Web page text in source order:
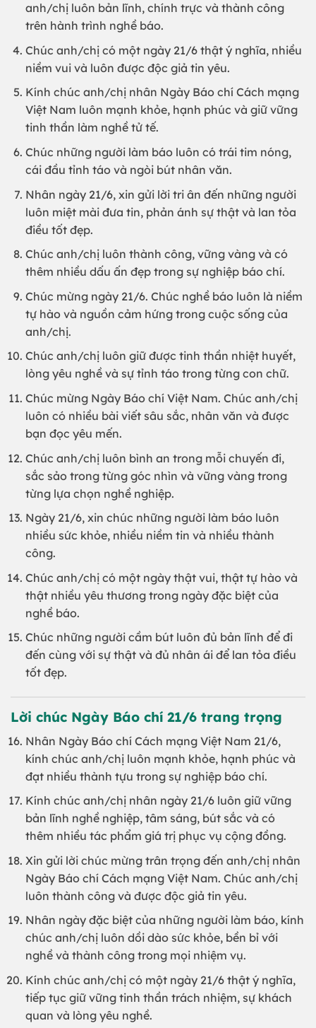
anh/chị luôn bản lĩnh, chính trực và thành công
trên hành trình nghề báo.
Chúc anh/chị có một ngày 21/6 thật ý nghĩa, nhiều
niềm vui và luôn được độc giả tin yêu.
Kính chúc anh/chị nhân Ngày Báo chí Cách mạng
Việt Nam luôn mạnh khỏe, hạnh phúc và giữ vững
tinh thần làm nghề tử tế.
Chúc những người làm báo luôn có trái tim nóng,
cái đầu tỉnh táo và ngòi bút nhân văn.
Nhân ngày 21/6, xin gửi lời tri ân đến những người
luôn miệt mài đưa tin, phản ánh sự thật và lan tỏa
điều tốt đẹp.
Chúc anh/chị luôn thành công, vững vàng và có
thêm nhiều dấu ấn đẹp trong sự nghiệp báo chí.
Chúc mừng ngày 21/6. Chúc nghề báo luôn là niềm
tự hào và nguồn cảm hứng trong cuộc sống của
anh/chị.
Chúc anh/chị luôn giữ được tinh thần nhiệt huyết,
lòng yêu nghề và sự tỉnh táo trong từng con chữ.
Chúc mừng Ngày Báo chí Việt Nam. Chúc anh/chị
luôn có nhiều bài viết sâu sắc, nhân văn và được
bạn đọc yêu mến.
Chúc anh/chị luôn bình an trong mỗi chuyến đi,
sắc sảo trong từng góc nhìn và vững vàng trong
từng lựa chọn nghề nghiệp.
Ngày 21/6, xin chúc những người làm báo luôn
nhiều sức khỏe, nhiều niềm tin và nhiều thành
công.
Chúc anh/chị có một ngày thật vui, thật tự hào và
thật nhiều yêu thương trong ngày đặc biệt của
nghề báo.
Chúc những người cầm bút luôn đủ bản lĩnh để đi
đến cùng với sự thật và đủ nhân ái để lan tỏa điều
tốt đẹp.
Lời chúc Ngày Báo chí 21/6 trang trọng
Nhân Ngày Báo chí Cách mạng Việt Nam 21/6,
kính chúc anh/chị luôn mạnh khỏe, hạnh phúc và
đạt nhiều thành tựu trong sự nghiệp báo chí.
Kính chúc anh/chị nhân ngày 21/6 luôn giữ vững
bản lĩnh nghề nghiệp, tâm sáng, bút sắc và có
thêm nhiều tác phẩm giá trị phục vụ cộng đồng.
Xin gửi lời chúc mừng trân trọng đến anh/chị nhân
Ngày Báo chí Cách mạng Việt Nam. Chúc anh/chị
luôn thành công và được độc giả tin yêu.
Nhân ngày đặc biệt của những người làm báo, kính
chúc anh/chị luôn dồi dào sức khỏe, bền bỉ với
nghề và thành công trong mọi nhiệm vụ.
Kính chúc anh/chị có một ngày 21/6 thật ý nghĩa,
tiếp tục giữ vững tinh thần trách nhiệm, sự khách
quan và lòng yêu nghề.